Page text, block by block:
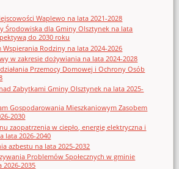
Waplewo na lata 2021-2028
Środowiska dla Gminy Olsztynek na lata
do 2030 roku
Rodziny na lata 2024-2026
w zakresie dożywiania na lata 2024-2028
Przemocy Domowej i Ochrony Osób
Zabytkami Gminy Olsztynek na lata 2025-
Gospodarowania Mieszkaniowym Zasobem
2030
zaopatrzenia w ciepło, energię elektryczna i
lata 2026-2040
azbestu na lata 2025-2032
Problemów Społecznych w gminie
2026-2035